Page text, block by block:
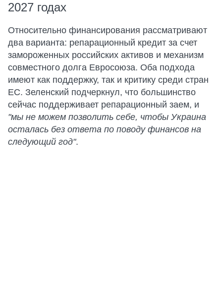
2027 годах
Относительно финансирования рассматривают
два варианта: репарационный кредит за счет
замороженных российских активов и механизм
совместного долга Евросоюза. Оба подхода
имеют как поддержку, так и критику среди стран
ЕС. Зеленский подчеркнул, что большинство
сейчас поддерживает репарационный заем, и
"мы не можем позволить себе, чтобы Украина
осталась без ответа по поводу финансов на
следующий год".